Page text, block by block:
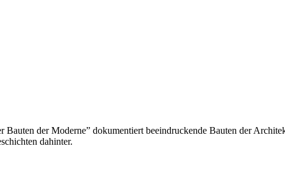
der Moderne” dokumentiert beeindruckende Bauten der
dahinter.